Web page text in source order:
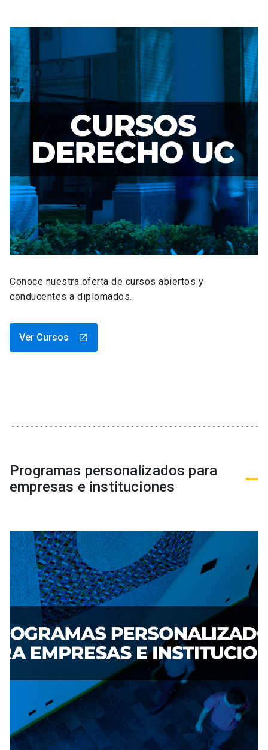
Conoce nuestra oferta de cursos abiertos y
conducentes a diplomados.
Ver Cursos launch
Programas personalizados para
empresas e instituciones